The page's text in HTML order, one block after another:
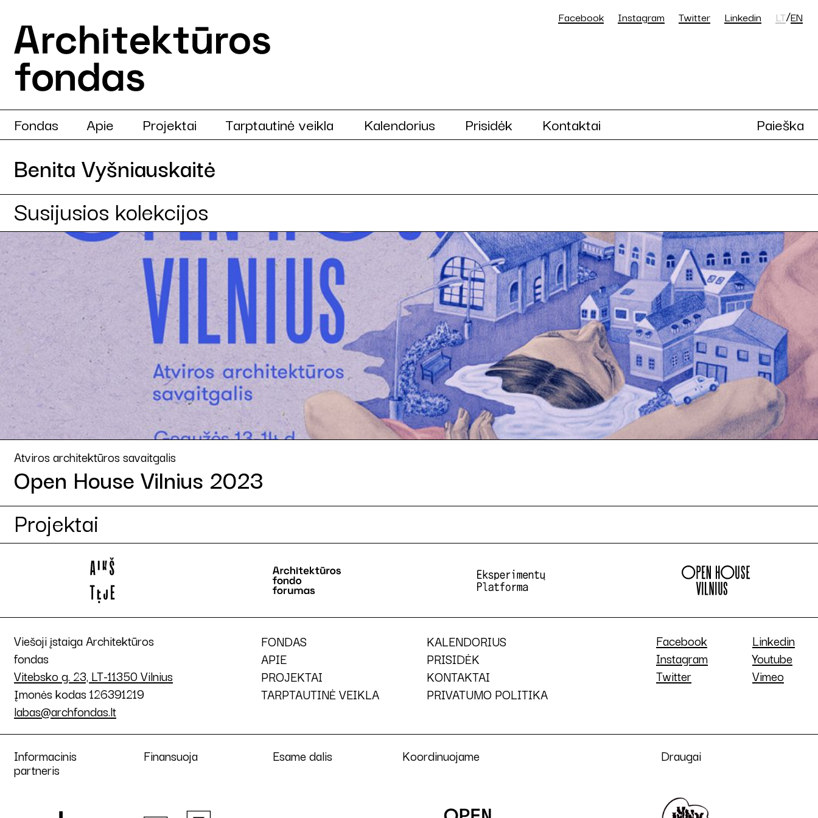
Facebook Instagram Twitter Linkedin LT/EN
Fondas Apie Projektai Tarptautinė veikla Kalendorius Prisidėk Kontaktai Paieška
Benita Vyšniauskaitė
Susijusios kolekcijos
Atviros architektūros savaitgalis
Open House Vilnius 2023
Projektai
Viešoji įstaiga Architektūros
fondas
Vitebsko g. 23, LT-11350 Vilnius
Įmonės kodas 126391219
labas@archfondas.lt
FONDAS
APIE
PROJEKTAI
TARPTAUTINĖ VEIKLA
KALENDORIUS
PRISIDĖK
KONTAKTAI
PRIVATUMO POLITIKA
Facebook
Instagram
Twitter
Linkedin
Youtube
Vimeo
Informacinis
partneris
Finansuoja Esame dalis Koordinuojame Draugai